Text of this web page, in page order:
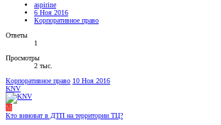
aspirine
6 Ноя 2016
Корпоративное право
Ответы
1
Просмотры
2 тыс.
Корпоративное право 10 Ноя 2016
KNV
М
Кто виноват в ДТП на территории ТЦ?